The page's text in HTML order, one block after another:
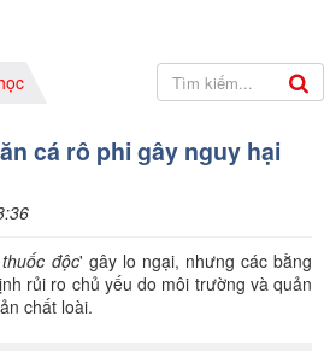
cá rô phi gây nguy hại
độc' gây lo ngại, nhưng các bằng
rủi ro chủ yếu do môi trường và quản
chất loài.